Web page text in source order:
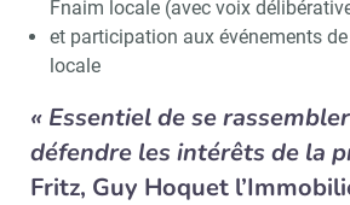
Fnaim locale (avec voix
et participation aux événements
locale
« Essentiel de se
défendre les intérêts de la
Fritz, Guy Hoquet